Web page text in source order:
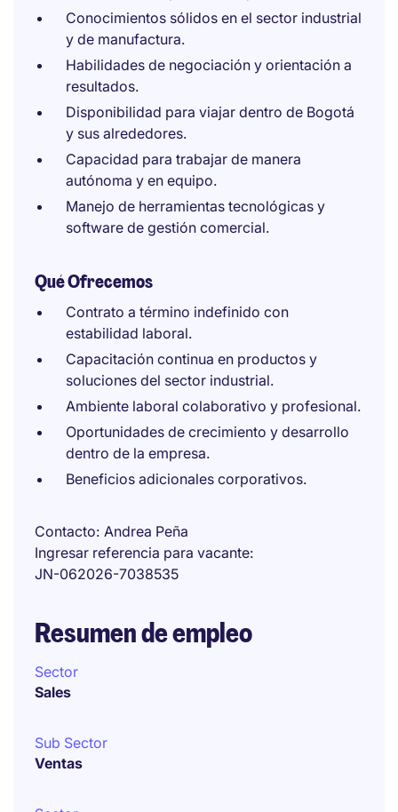
Conocimientos sólidos en el sector industrial
y de manufactura.
Habilidades de negociación y orientación a
resultados.
Disponibilidad para viajar dentro de Bogotá
y sus alrededores.
Capacidad para trabajar de manera
autónoma y en equipo.
Manejo de herramientas tecnológicas y
software de gestión comercial.
Qué Ofrecemos
Contrato a término indefinido con
estabilidad laboral.
Capacitación continua en productos y
soluciones del sector industrial.
Ambiente laboral colaborativo y profesional.
Oportunidades de crecimiento y desarrollo
dentro de la empresa.
Beneficios adicionales corporativos.
Contacto Andrea Peña
Ingresar referencia para vacante
JN-062026-7038535
Resumen de empleo
Sector
Sales
Sub Sector
Ventas